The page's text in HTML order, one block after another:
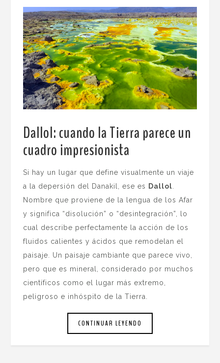
Dallol: cuando la Tierra parece un
cuadro impresionista
Si hay un lugar que define visualmente un viaje
a la depersión del Danakil, ese es
Dallol
Nombre que proviene de la lengua de los Afar
y significa “disolución” o “desintegración”, lo
cual describe perfectamente la acción de los
fluidos calientes y ácidos que remodelan el
paisaje. Un paisaje cambiante que parece vivo,
pero que es mineral, considerado por muchos
científicos como el lugar más extremo,
peligroso e inhóspito de la Tierra.
CONTINUAR LEYENDO